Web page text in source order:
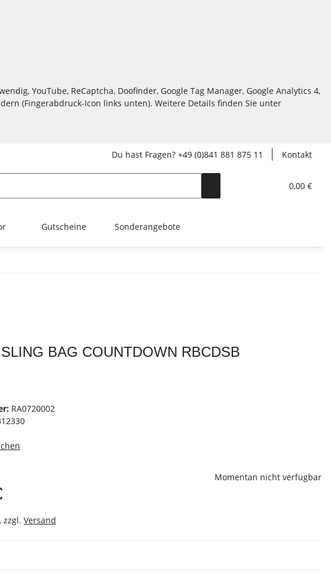
YouTube, ReCaptcha, Doofinder, Google Tag Manager, Google Analytics 4,
(Fingerabdruck-Icon links unten). Weitere Details finden Sie unter
Du hast Fragen? +49 (0)841 881 875 11
Kontakt
0,00 €
Gutscheine Sonderangebote
BAG COUNTDOWN RBCDSB
RA0720002
zzgl. Versand
Momentan nicht verfügbar